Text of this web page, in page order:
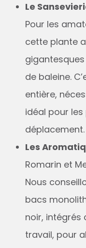
Le
Pour les
cette plante
de baleine.
entière,
idéal pour
déplacement.
Les
Romarin et
Nous
bacs
noir, intégrés
travail, pour